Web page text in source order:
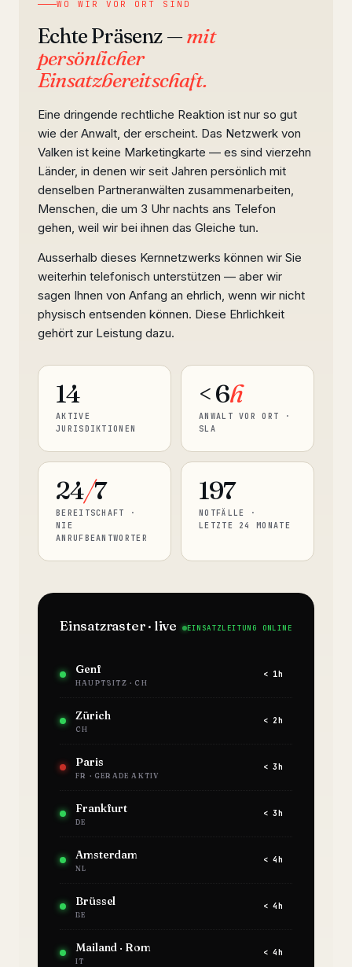
WO WIR VOR ORT SIND
Echte Präsenz —mit
persönlicher
Einsatzbereitschaft.
Eine dringende rechtliche Reaktion ist nur so gut
wie der Anwalt, der erscheint. Das Netzwerk von
Valken ist keine Marketingkarte — es sind vierzehn
Länder, in denen wir seit Jahren persönlich mit
denselben Partneranwälten zusammenarbeiten,
Menschen, die um 3 Uhr nachts ans Telefon
gehen, weil wir bei ihnen das Gleiche tun.
Ausserhalb dieses Kernnetzwerks können wir Sie
weiterhin telefonisch unterstützen — aber wir
sagen Ihnen von Anfang an ehrlich, wenn wir nicht
physisch entsenden können. Diese Ehrlichkeit
gehört zur Leistung dazu.
14
AKTIVE
JURISDIKTIONEN
< 6h
ANWALT VOR ORT ·
SLA
24/7
BEREITSCHAFT ·
NIE
ANRUFBEANTWORTER
197
NOTFÄLLE ·
LETZTE 24 MONATE
Einsatzraster · live EINSATZLEITUNG ONLINE
Genf
HAUPTSITZ · CH
< 1h
Zürich
CH
< 2h
Paris
FR · GERADE AKTIV
< 3h
Frankfurt
DE
< 3h
Amsterdam
NL
< 4h
Brüssel
BE
< 4h
Mailand · Rom
IT
< 4h